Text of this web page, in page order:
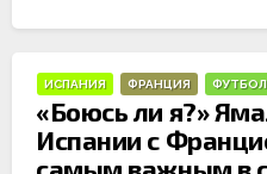
ИСПАНИЯ ФРАНЦИЯ ФУТБОЛ
«Боюсь ли я?»
Испании с